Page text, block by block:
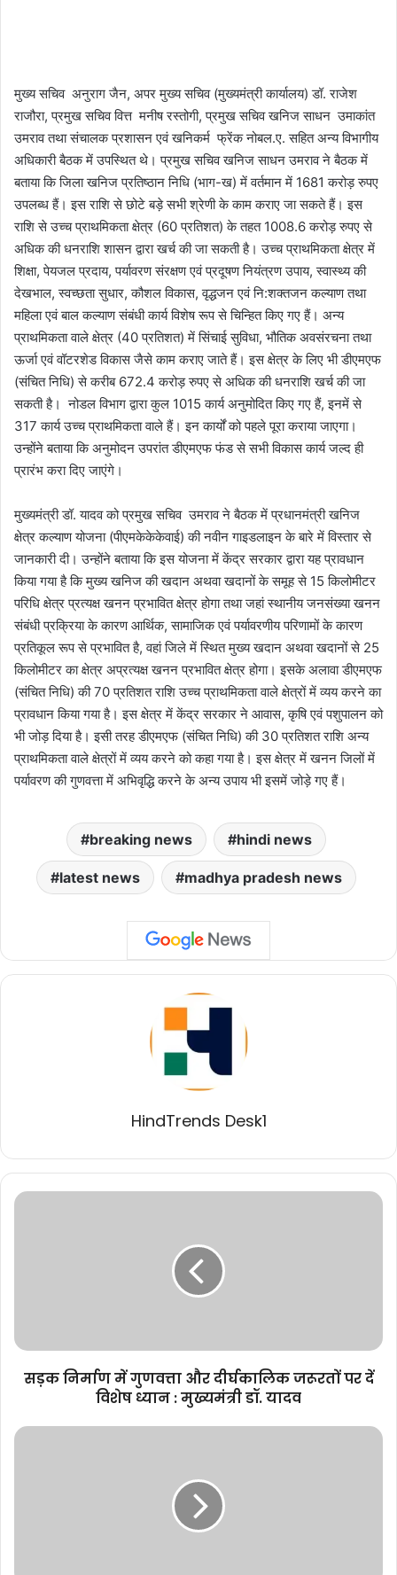
मुख्य सचिव अनुराग जैन, अपर मुख्य सचिव (मुख्यमंत्री कार्यालय) डॉ. राजेश
राजौरा, प्रमुख सचिव वित्त मनीष रस्तोगी, प्रमुख सचिव खनिज साधन उमाकांत
उमराव तथा संचालक प्रशासन एवं खनिकर्म फ्रेंक नोबल.ए. सहित अन्य विभागीय
अधिकारी बैठक में उपस्थित थे। प्रमुख सचिव खनिज साधन उमराव ने बैठक में
बताया कि जिला खनिज प्रतिष्ठान निधि (भाग-ख) में वर्तमान में 1681 करोड़ रुपए
उपलब्ध हैं। इस राशि से छोटे बड़े सभी श्रेणी के काम कराए जा सकते हैं। इस
राशि से उच्च प्राथमिकता क्षेत्र (60 प्रतिशत) के तहत 1008.6 करोड़ रुपए से
अधिक की धनराशि शासन द्वारा खर्च की जा सकती है। उच्च प्राथमिकता क्षेत्र में
शिक्षा, पेयजल प्रदाय, पर्यावरण संरक्षण एवं प्रदूषण नियंत्रण उपाय, स्वास्थ्य की
देखभाल, स्वच्छता सुधार, कौशल विकास, वृद्धजन एवं नि:शक्तजन कल्याण तथा
महिला एवं बाल कल्याण संबंधी कार्य विशेष रूप से चिन्हित किए गए हैं। अन्य
प्राथमिकता वाले क्षेत्र (40 प्रतिशत) में सिंचाई सुविधा, भौतिक अवसंरचना तथा
ऊर्जा एवं वॉटरशेड विकास जैसे काम कराए जाते हैं। इस क्षेत्र के लिए भी डीएमएफ
(संचित निधि) से करीब 672.4 करोड़ रुपए से अधिक की धनराशि खर्च की जा
सकती है। नोडल विभाग द्वारा कुल 1015 कार्य अनुमोदित किए गए हैं, इनमें से
317 कार्य उच्च प्राथमिकता वाले हैं। इन कार्यों को पहले पूरा कराया जाएगा।
उन्होंने बताया कि अनुमोदन उपरांत डीएमएफ फंड से सभी विकास कार्य जल्द ही
प्रारंभ करा दिए जाएंगे।
मुख्यमंत्री डॉ. यादव को प्रमुख सचिव उमराव ने बैठक में प्रधानमंत्री खनिज
क्षेत्र कल्याण योजना (पीएमकेकेकेवाई) की नवीन गाइडलाइन के बारे में विस्तार से
जानकारी दी। उन्होंने बताया कि इस योजना में केंद्र सरकार द्वारा यह प्रावधान
किया गया है कि मुख्य खनिज की खदान अथवा खदानों के समूह से 15 किलोमीटर
परिधि क्षेत्र प्रत्यक्ष खनन प्रभावित क्षेत्र होगा तथा जहां स्थानीय जनसंख्या खनन
संबंधी प्रक्रिया के कारण आर्थिक, सामाजिक एवं पर्यावरणीय परिणामों के कारण
प्रतिकूल रूप से प्रभावित है, वहां जिले में स्थित मुख्य खदान अथवा खदानों से 25
किलोमीटर का क्षेत्र अप्रत्यक्ष खनन प्रभावित क्षेत्र होगा। इसके अलावा डीएमएफ
(संचित निधि) की 70 प्रतिशत राशि उच्च प्राथमिकता वाले क्षेत्रों में व्यय करने का
प्रावधान किया गया है। इस क्षेत्र में केंद्र सरकार ने आवास, कृषि एवं पशुपालन को
भी जोड़ दिया है। इसी तरह डीएमएफ (संचित निधि) की 30 प्रतिशत राशि अन्य
प्राथमिकता वाले क्षेत्रों में व्यय करने को कहा गया है। इस क्षेत्र में खनन जिलों में
पर्यावरण की गुणवत्ता में अभिवृद्धि करने के अन्य उपाय भी इसमें जोड़े गए हैं।
breaking news hindi news
latest news madhya pradesh news
HindTrends Desk1
सड़क
दें
ध्यान
मुख्यमंत्री
डॉ.
सड़क निर्माण में गुणवत्ता और दीर्घकालिक जरूरतों पर दें
विशेष ध्यान : मुख्यमंत्री डॉ. यादव
नागरिकों